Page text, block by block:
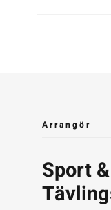
Arrangör
Sport &